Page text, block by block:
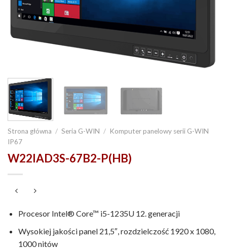
Strona główna / Seria G-WIN / Komputer panelowy serii G-WIN
IP67
W22IAD3S-67B2-P(HB)
Procesor Intel® Core™ i5-1235U 12. generacji
Wysokiej jakości panel 21,5″, rozdzielczość 1920 x 1080,
1000 nitów